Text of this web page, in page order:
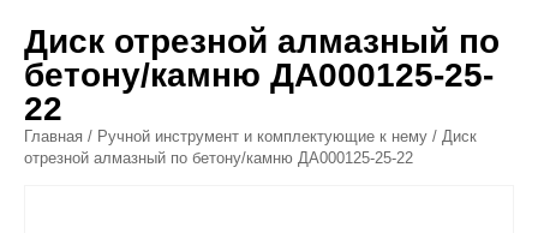
Диск отрезной алмазный по
бетону/камню ДА000125-25-
22
Главная / Ручной инструмент и комплектующие к нему / Диск
отрезной алмазный по бетону/камню ДА000125-25-22